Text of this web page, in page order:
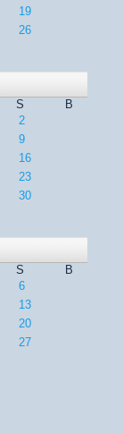
19
26
S
B
2
9
16
23
30
S
B
6
13
20
27